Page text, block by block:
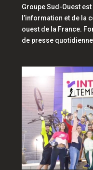
Groupe Sud-Ouest
l’information et de la
ouest de la France.
de presse